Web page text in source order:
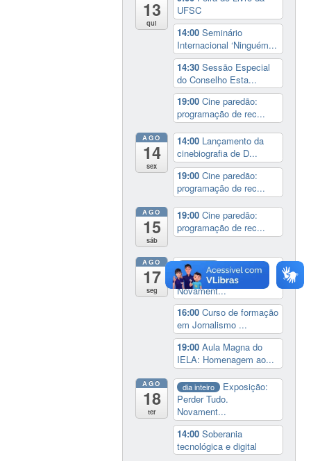
13
qui
UFSC
14:00Seminário
Internacional ‘Ninguém...
14:30Sessão Especial
do Conselho Esta...
19:00Cine paredão:
programação de rec...
AGO
14
sex
14:00 Lançamento da
cinebiografia de D...
19:00Cine paredão:
programação de rec...
AGO
15
sáb
19:00Cine paredão:
programação de rec...
AGO
17
seg
dia inteiro
Exposição:
Perder Tudo.
Novament...
16:00Curso de formação
em Jornalismo ...
19:00Aula Magna do
IELA: Homenagem ao...
AGO
18
ter
dia inteiro
Exposição:
Perder Tudo.
Novament...
14:00Soberania
tecnológica e digital